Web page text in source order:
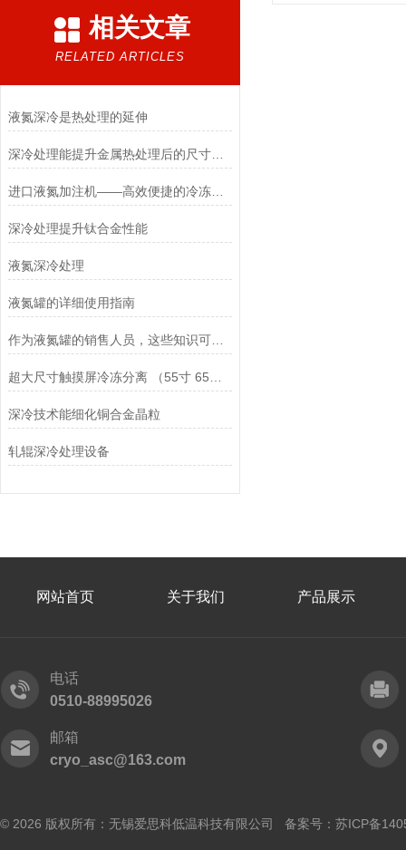
相关文章
RELATED ARTICLES
液氮深冷是热处理的延伸
深冷处理能提升金属热处理后的尺寸稳定性
进口液氮加注机——高效便捷的冷冻技术
深冷处理提升钛合金性能
液氮深冷处理
液氮罐的详细使用指南
作为液氮罐的销售人员，这些知识可一定要知道！
深冷技术能细化铜合金晶粒
轧辊深冷处理设备
网站首页 关于我们 产品展示
电话
0510-88995026
邮箱
cryo_asc@163.com
© 2026 版权所有：无锡爱思科低温科技有限公司 备案号： 苏ICP备